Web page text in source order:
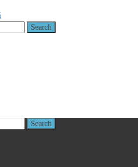
Search
Search